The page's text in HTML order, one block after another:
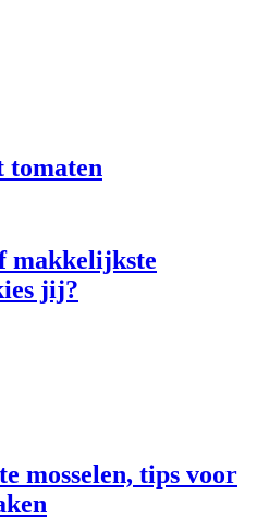
tomaten
makkelijkste
jij?
mosselen, tips voor